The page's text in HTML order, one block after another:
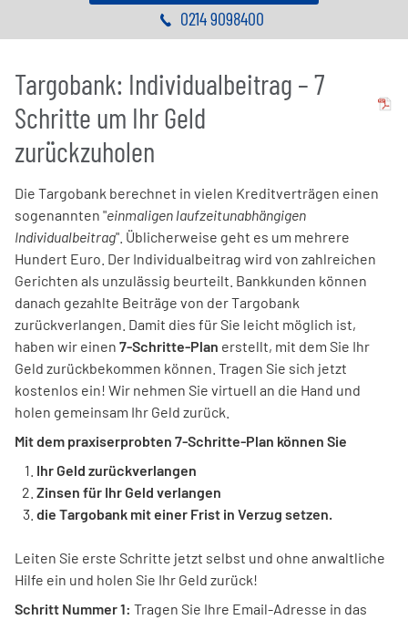
0214 9098400
Targobank: Individualbeitrag – 7
Schritte um Ihr Geld
zurückzuholen
Die Targobank berechnet in vielen Kreditverträgen einen
sogenannten "einmaligen laufzeitunabhängigen
Individualbeitrag". Üblicherweise geht es um mehrere
Hundert Euro. Der Individualbeitrag wird von zahlreichen
Gerichten als unzulässig beurteilt. Bankkunden können
danach gezahlte Beiträge von der Targobank
zurückverlangen. Damit dies für Sie leicht möglich ist,
haben wir einen 7-Schritte-Plan erstellt, mit dem Sie Ihr
Geld zurückbekommen können. Tragen Sie sich jetzt
kostenlos ein! Wir nehmen Sie virtuell an die Hand und
holen gemeinsam Ihr Geld zurück.
Mit dem praxiserprobten 7-Schritte-Plan können Sie
Ihr Geld zurückverlangen
Zinsen für Ihr Geld verlangen
die Targobank mit einer Frist in Verzug setzen.
Leiten Sie erste Schritte jetzt selbst und ohne anwaltliche
Hilfe ein und holen Sie Ihr Geld zurück!
Schritt Nummer 1: Tragen Sie Ihre Email-Adresse in das